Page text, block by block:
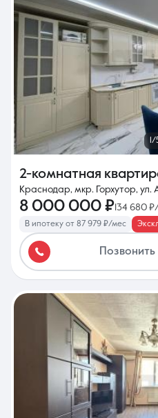
1/
2-комнатная
Краснодар, мкр. Горхутор, ул.
8 000 000 ₽ 134 680
В ипотеку от 87 979 ₽/мес
Позвонить